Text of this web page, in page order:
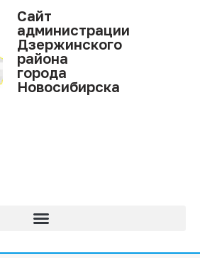
Cайт
администрации
Дзержинского
района
города
Новосибирска